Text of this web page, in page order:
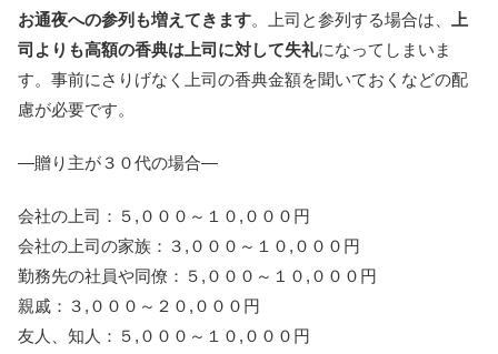
お通夜への参列も増えてきます。上司と参列する場合は、
上
司よりも高額の香典は上司に対して失礼になってしまいま
す。事前にさりげなく上司の香典金額を聞いておくなどの配
慮が必要です。
―贈り主が３０代の場合―
会社の上司：５,０００～１０,０００円
会社の上司の家族：３,０００～１０,０００円
勤務先の社員や同僚：５,０００～１０,０００円
親戚：３,０００～２０,０００円
友人、知人：５,０００～１０,０００円